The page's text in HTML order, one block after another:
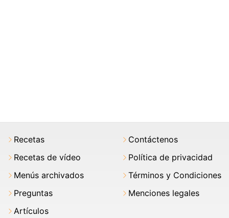
Recetas
Recetas de vídeo
Menús archivados
Preguntas
Artículos
Contáctenos
Política de privacidad
Términos y Condiciones
Menciones legales